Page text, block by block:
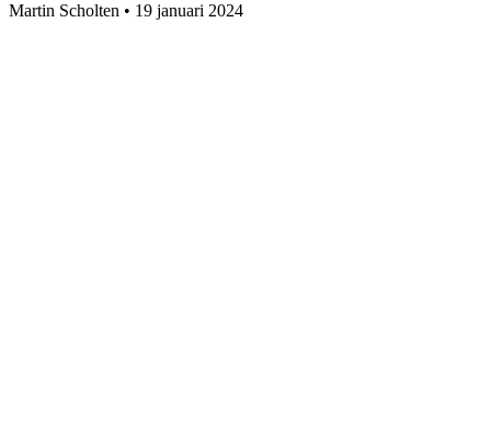
Martin Scholten • 19 januari 2024